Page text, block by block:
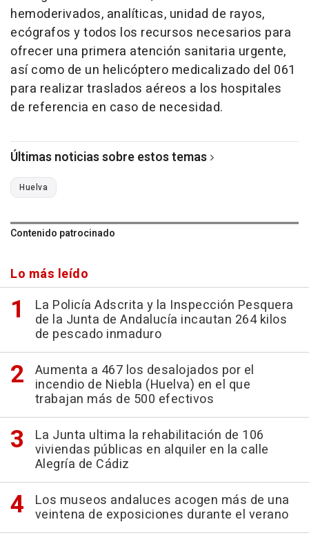
hemoderivados, analíticas, unidad de rayos,
ecógrafos y todos los recursos necesarios para
ofrecer una primera atención sanitaria urgente,
así como de un helicóptero medicalizado del 061
para realizar traslados aéreos a los hospitales
de referencia en caso de necesidad.
Últimas noticias sobre estos temas
Huelva
Contenido patrocinado
Lo más leído
La Policía Adscrita y la Inspección Pesquera
de la Junta de Andalucía incautan 264 kilos
de pescado inmaduro
Aumenta a 467 los desalojados por el
incendio de Niebla (Huelva) en el que
trabajan más de 500 efectivos
La Junta ultima la rehabilitación de 106
viviendas públicas en alquiler en la calle
Alegría de Cádiz
Los museos andaluces acogen más de una
veintena de exposiciones durante el verano